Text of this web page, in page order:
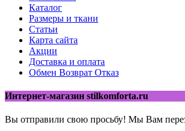
Каталог
Размеры и ткани
Статьи
Карта сайта
Акции
Доставка и оплата
Обмен Возврат Отказ
Интернет-магазин stilkomforta.ru
Вы отправили свою просьбу! Мы Вам